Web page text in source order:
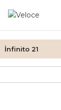
İnfinito 21